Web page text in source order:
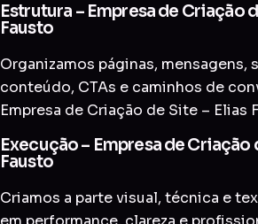
Estrutura – Empresa de Criação
Fausto
Organizamos páginas, mensagens,
conteúdo, CTAs e caminhos de
Empresa de Criação de Site – Elias
Execução – Empresa de Criação
Fausto
Criamos a parte visual, técnica e